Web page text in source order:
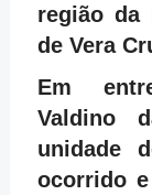
região da
de Vera
Em
Valdino
unidade
ocorrido